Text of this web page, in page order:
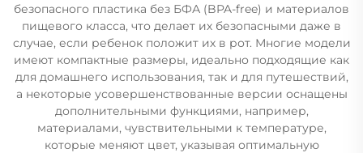
безопасного пластика без БФА (BPA-free) и материалов
пищевого класса, что делает их безопасными даже в
случае, если ребенок положит их в рот. Многие модели
имеют компактные размеры, идеально подходящие как
для домашнего использования, так и для путешествий,
а некоторые усовершенствованные версии оснащены
дополнительными функциями, например,
материалами, чувствительными к температуре,
которые меняют цвет, указывая оптимальную